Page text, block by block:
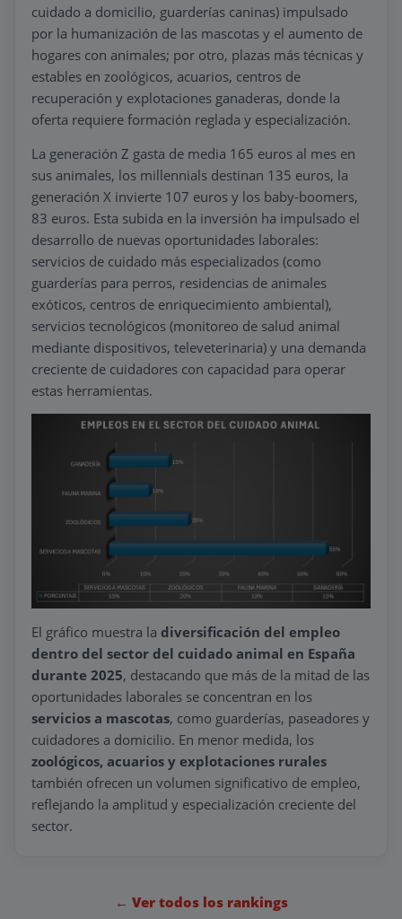
cuidado a domicilio, guarderías caninas) impulsado
por la humanización de las mascotas y el aumento de
hogares con animales; por otro, plazas más técnicas y
estables en zoológicos, acuarios, centros de
recuperación y explotaciones ganaderas, donde la
oferta requiere formación reglada y especialización.
La generación Z gasta de media 165 euros al mes en
sus animales, los millennials destinan 135 euros, la
generación X invierte 107 euros y los baby-boomers,
83 euros. Esta subida en la inversión ha impulsado el
desarrollo de nuevas oportunidades laborales:
servicios de cuidado más especializados (como
guarderías para perros, residencias de animales
exóticos, centros de enriquecimiento ambiental),
servicios tecnológicos (monitoreo de salud animal
mediante dispositivos, televeterinaria) y una demanda
creciente de cuidadores con capacidad para operar
estas herramientas.
El gráfico muestra la diversificación del empleo
dentro del sector del cuidado animal en España
durante 2025, destacando que más de la mitad de las
oportunidades laborales se concentran en los
servicios a mascotas, como guarderías, paseadores y
cuidadores a domicilio. En menor medida, los
zoológicos, acuarios y explotaciones rurales
también ofrecen un volumen significativo de empleo,
reflejando la amplitud y especialización creciente del
sector.
← Ver todos los rankings